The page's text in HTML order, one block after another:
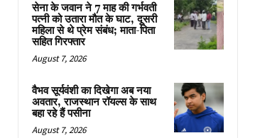
सेना के जवान ने 7 माह की गर्भवती
पत्नी को उतारा मौत के घाट, दूसरी
महिला से थे प्रेम संबंध; माता-पिता
सहित गिरफ्तार
August 7, 2026
वैभव सूर्यवंशी का दिखेगा अब नया
अवतार, राजस्थान रॉयल्स के साथ
बहा रहे हैं पसीना
August 7, 2026